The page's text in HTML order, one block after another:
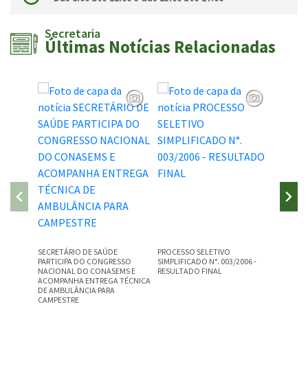
Secretaria
Últimas Notícias Relacionadas
SECRETÁRIO DE SAÚDE
PARTICIPA DO CONGRESSO
NACIONAL DO CONASEMS E
ACOMPANHA ENTREGA TÉCNICA
DE AMBULÂNCIA PARA
CAMPESTRE
PROCESSO SELETIVO
SIMPLIFICADO N°. 003/2006 -
RESULTADO FINAL